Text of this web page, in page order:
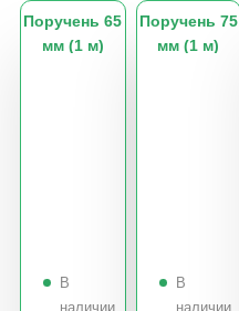
Поручень 65
мм (1 м)
Поручень 75
мм (1 м)